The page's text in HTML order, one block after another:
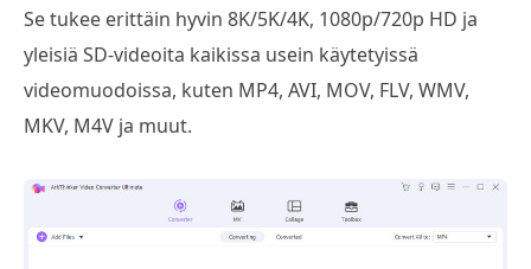
Se tukee erittäin hyvin 8K/5K/4K, 1080p/720p HD ja
yleisiä SD-videoita kaikissa usein käytetyissä
videomuodoissa, kuten MP4, AVI, MOV, FLV, WMV,
MKV, M4V ja muut.